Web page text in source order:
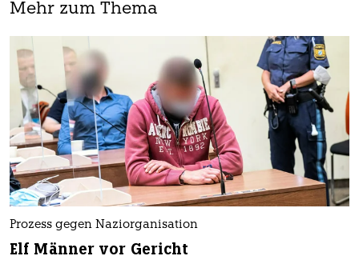
Mehr zum Thema
Prozess gegen Naziorganisation
Elf Männer vor Gericht